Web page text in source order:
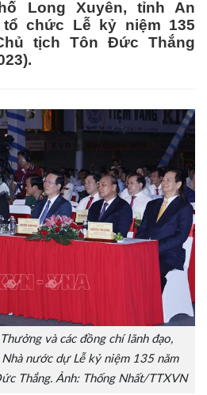
Long Xuyên, tỉnh An
chức Lễ kỷ niệm 135
tịch Tôn Đức Thắng
và các đồng chí lãnh đạo,
nước dự Lễ kỷ niệm 135 năm
Thắng. Ảnh: Thống Nhất/TTXVN